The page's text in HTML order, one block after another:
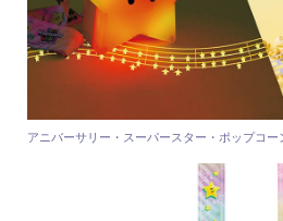
アニバーサリー・スーパースター・ポップコー